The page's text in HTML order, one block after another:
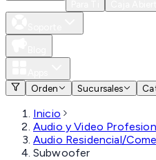
Orden
Sucursales
Inicio
Audio y Video
Audio Residencial/
Subwoofer